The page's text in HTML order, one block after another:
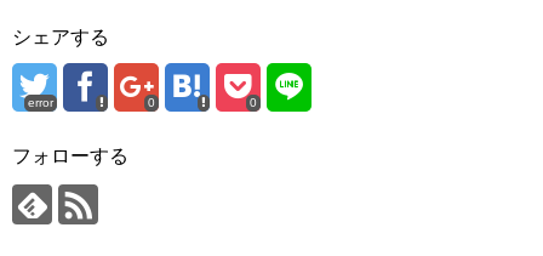
シェアする
error 0 0
フォローする